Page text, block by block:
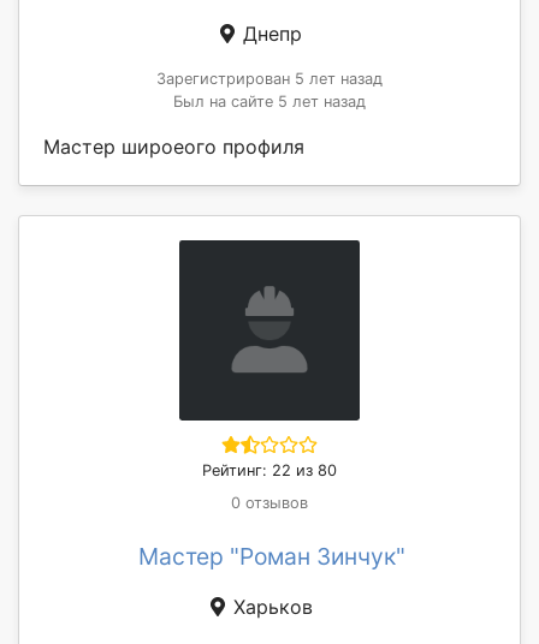
Днепр
Зарегистрирован 5 лет назад
Был на сайте 5 лет назад
Мастер широеого профиля
Рейтинг: 22 из 80
0 отзывов
Мастер "Роман Зинчук"
Харьков